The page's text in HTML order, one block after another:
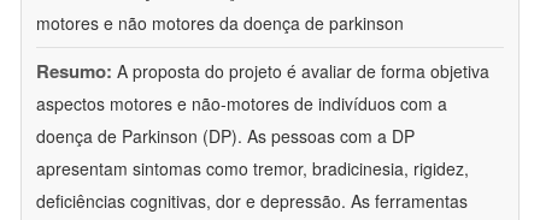
motores e não motores da doença de parkinson
Resumo: A proposta do projeto é avaliar de forma objetiva
aspectos motores e não-motores de indivíduos com a
doença de Parkinson (DP). As pessoas com a DP
apresentam sintomas como tremor, bradicinesia, rigidez,
deficiências cognitivas, dor e depressão. As ferramentas